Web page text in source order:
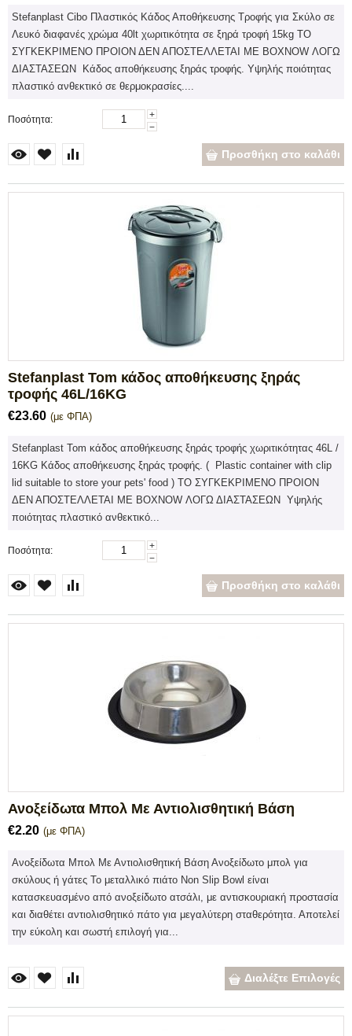
Stefanplast Cibo Πλαστικός Κάδος Αποθήκευσης Τροφής για Σκύλο σε
Λευκό διαφανές χρώμα 40lt χωριτικότητα σε ξηρά τροφή 15kg ΤΟ
ΣΥΓΚΕΚΡΙΜΕΝΟ ΠΡΟΙΟΝ ΔΕΝ ΑΠΟΣΤΕΛΛΕΤΑΙ ΜΕ BOXNOW ΛΟΓΩ
ΔΙΑΣΤΑΣΕΩΝ Κάδος αποθήκευσης ξηράς τροφής. Υψηλής ποιότητας
πλαστικό ανθεκτικό σε θερμοκρασίες....
Ποσότητα:
+
−
Προσθήκη στο καλάθι
Stefanplast Tom κάδος αποθήκευσης ξηράς
τροφής 46L/16KG
€23.60 (με ΦΠΑ)
Stefanplast Tom κάδος αποθήκευσης ξηράς τροφής χωριτικότητας 46L /
16KG Κάδος αποθήκευσης ξηράς τροφής. ( Plastic container with clip
lid suitable to store your pets' food ) ΤΟ ΣΥΓΚΕΚΡΙΜΕΝΟ ΠΡΟΙΟΝ
ΔΕΝ ΑΠΟΣΤΕΛΛΕΤΑΙ ΜΕ BOXNOW ΛΟΓΩ ΔΙΑΣΤΑΣΕΩΝ Υψηλής
ποιότητας πλαστικό ανθεκτικό...
Ποσότητα:
+
−
Προσθήκη στο καλάθι
Ανοξείδωτα Μπολ Με Αντιολισθητική Βάση
€2.20 (με ΦΠΑ)
Ανοξείδωτα Μπολ Με Αντιολισθητική Βάση Ανοξείδωτο μπολ για
σκύλους ή γάτες Το μεταλλικό πιάτο Non Slip Bowl είναι
κατασκευασμένο από ανοξείδωτο ατσάλι, με αντισκουριακή προστασία
και διαθέτει αντιολισθητικό πάτο για μεγαλύτερη σταθερότητα. Αποτελεί
την εύκολη και σωστή επιλογή για...
Διαλέξτε Επιλογές